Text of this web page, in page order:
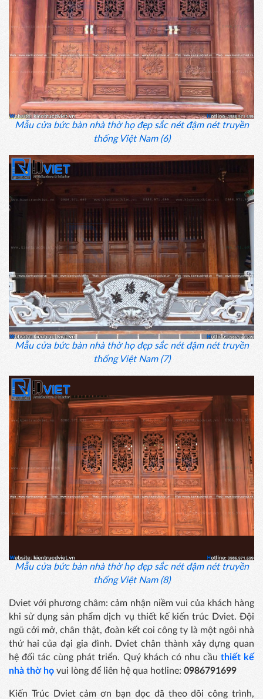
Mẫu cửa bức bàn nhà thờ họ đẹp sắc nét đậm nét truyền
thống Việt Nam (6)
Mẫu cửa bức bàn nhà thờ họ đẹp sắc nét đậm nét truyền
thống Việt Nam (7)
Mẫu cửa bức bàn nhà thờ họ đẹp sắc nét đậm nét truyền
thống Việt Nam (8)
Dviet với phương châm: cảm nhận niềm vui của khách hàng
khi sử dụng sản phẩm dịch vụ thiết kế kiến trúc Dviet. Đội
ngũ cởi mở, chân thật, đoàn kết coi công ty là một ngôi nhà
thứ hai của đại gia đình. Dviet chân thành xây dựng quan
hệ đối tác cùng phát triển. Quý khách có nhu cầu thiết kế
nhà thờ họ vui lòng để liên hệ qua hotline: 0986791699
Kiến Trúc Dviet cảm ơn bạn đọc đã theo dõi công trình,